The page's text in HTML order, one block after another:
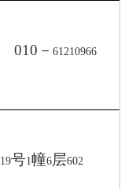
010 － 61210966
19号1幢6层602